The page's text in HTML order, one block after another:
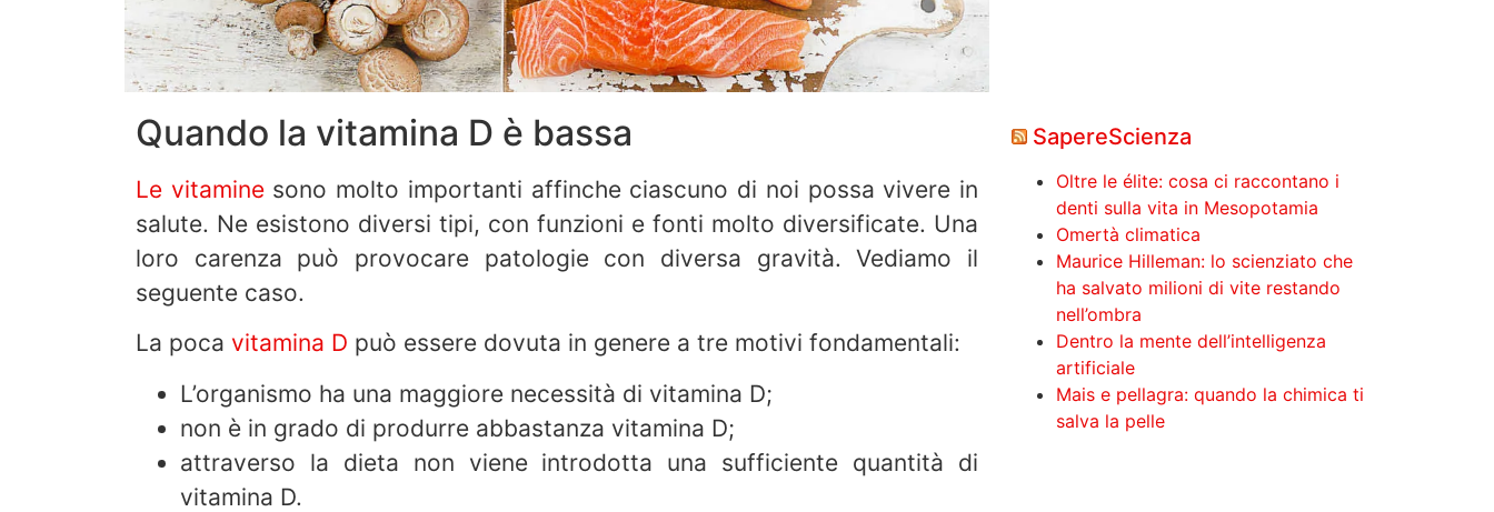
Quando la vitamina D è bassa
Le vitaminesono molto importanti affinche ciascuno di noi possa vivere in
salute. Ne esistono diversi tipi, con funzioni e fonti molto diversificate. Una
loro carenza può provocare patologie con diversa gravità. Vediamo il
seguente caso.
La poca vitamina D può essere dovuta in genere a tre motivi fondamentali:
L’organismo ha una maggiore necessità di vitamina D;
non è in grado di produrre abbastanza vitamina D;
attraverso la dieta non viene introdotta una sufficiente quantità di
vitamina D.
SapereScienza
Oltre le élite: cosa ci raccontano i
denti sulla vita in Mesopotamia
Omertà climatica
Maurice Hilleman: lo scienziato che
ha salvato milioni di vite restando
nell’ombra
Dentro la mente dell’intelligenza
artificiale
Mais e pellagra: quando la chimica ti
salva la pelle